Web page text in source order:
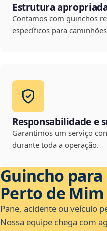
Estrutura
Contamos com guinchos
específicos para
Responsabilidade e
Garantimos um serviço
durante toda a operação.
Guincho
Perto de Mim
Pane, acidente ou veículo
Nossa equipe chega com